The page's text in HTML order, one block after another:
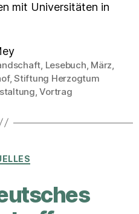
mit Universitäten in
Lesebuch März
,Stiftung Herzogtum
,Vortrag
Kategorien